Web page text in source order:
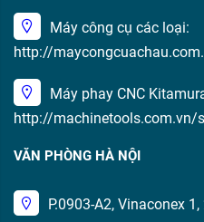
Máy công cụ các loại:
http://
Máy phay CNC
http://machinetools.com.vn/
VĂN PHÒNG HÀ NỘI
P.0903-A2, Vinaconex